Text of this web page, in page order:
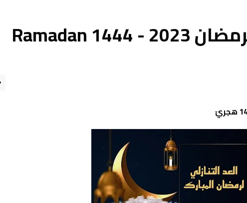
العد التنازلي لرمضان 2023 - 1444 Ramadan